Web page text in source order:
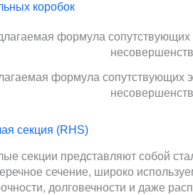
коробок
формула сопутствующих
несовершенств
секция (RHS)
секции представляют собой
сечение, широко
долговечности и даже